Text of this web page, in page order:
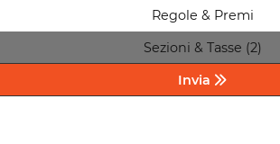
Regole & Premi
Sezioni & Tasse (2)
Invia